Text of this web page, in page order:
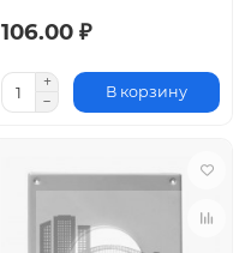
106.00 ₽
В корзину